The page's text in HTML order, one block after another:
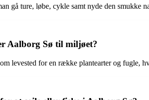
gå ture, løbe, cykle samt nyde den smukke
Aalborg Sø til miljøet?
levested for en række plantearter og fugle,